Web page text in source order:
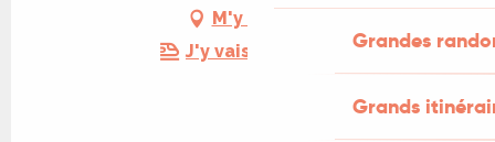
Grandes
Grands
M'y rendre
J'y vais en train !